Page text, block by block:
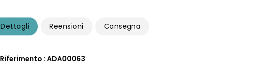
Dettagli Reensioni Consegna
Riferimento : ADA00063